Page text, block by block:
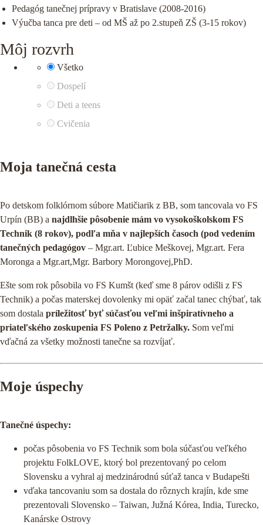
Pedagóg tanečnej prípravy v Bratislave (2008-2016)
Výučba tanca pre deti – od MŠ až po 2.stupeň ZŠ (3-15 rokov)
Môj rozvrh
Všetko
Dospelí
Deti a teens
Cvičenia
Moja tanečná cesta
Po detskom folklórnom súbore Matičiarik z BB, som tancovala vo FS
Urpín (BB) a najdlhšie pôsobenie mám vo vysokoškolskom FS
Technik (8 rokov), podľa mňa v najlepších časoch (pod vedením
tanečných pedagógov – Mgr.art. Ľubice Meškovej, Mgr.art. Fera
Moronga a Mgr.art,Mgr. Barbory Morongovej,PhD.
Ešte som rok pôsobila vo FS Kumšt (keď sme 8 párov odišli z FS
Technik) a počas materskej dovolenky mi opäť začal tanec chýbať, tak
som dostala príležitosť byť súčasťou veľmi inšpiratívneho a
priateľského zoskupenia FS Poleno z Petržalky. Som veľmi
vďačná za všetky možnosti tanečne sa rozvíjať.
Moje úspechy
Tanečné úspechy:
počas pôsobenia vo FS Technik som bola súčasťou veľkého
projektu FolkLOVE, ktorý bol prezentovaný po celom
Slovensku a vyhral aj medzinárodnú súťaž tanca v Budapešti
vďaka tancovaniu som sa dostala do rôznych krajín, kde sme
prezentovali Slovensko – Taiwan, Južná Kórea, India, Turecko,
Kanárske Ostrovy